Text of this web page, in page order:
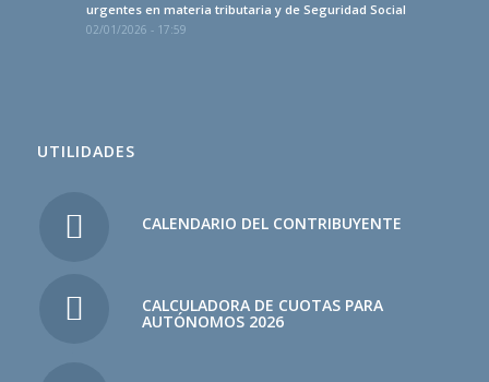
urgentes en materia tributaria y de Seguridad Social
02/01/2026 - 17:59
UTILIDADES
CALENDARIO DEL CONTRIBUYENTE
CALCULADORA DE CUOTAS PARA
AUTÓNOMOS 2026